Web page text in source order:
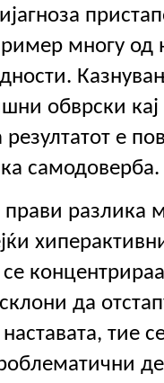
многу од
обврски кај
е
самодоверба.
прави разлика
да
тие